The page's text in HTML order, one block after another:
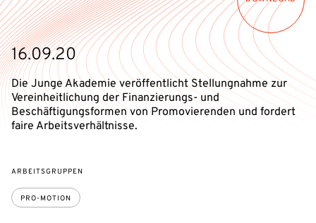
16.09.20
Die Junge Akademie veröffentlicht Stellungnahme zur
Vereinheitlichung der Finanzierungs- und
Beschäftigungsformen von Promovierenden und fordert
faire Arbeitsverhältnisse.
ARBEITSGRUPPEN
PRO-MOTION